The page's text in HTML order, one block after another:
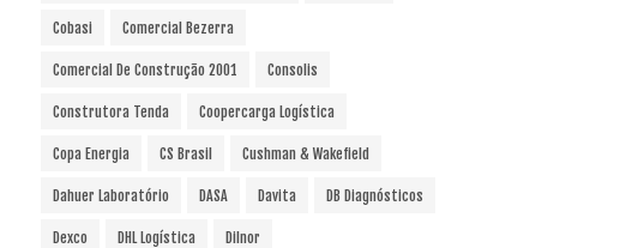
Cobasi Comercial Bezerra
Comercial De Construção 2001 Consolis
Construtora Tenda Coopercarga Logística
Copa Energia CS Brasil Cushman & Wakefield
Dahuer Laboratório DASA Davita DB Diagnósticos
Dexco DHL Logística Dilnor